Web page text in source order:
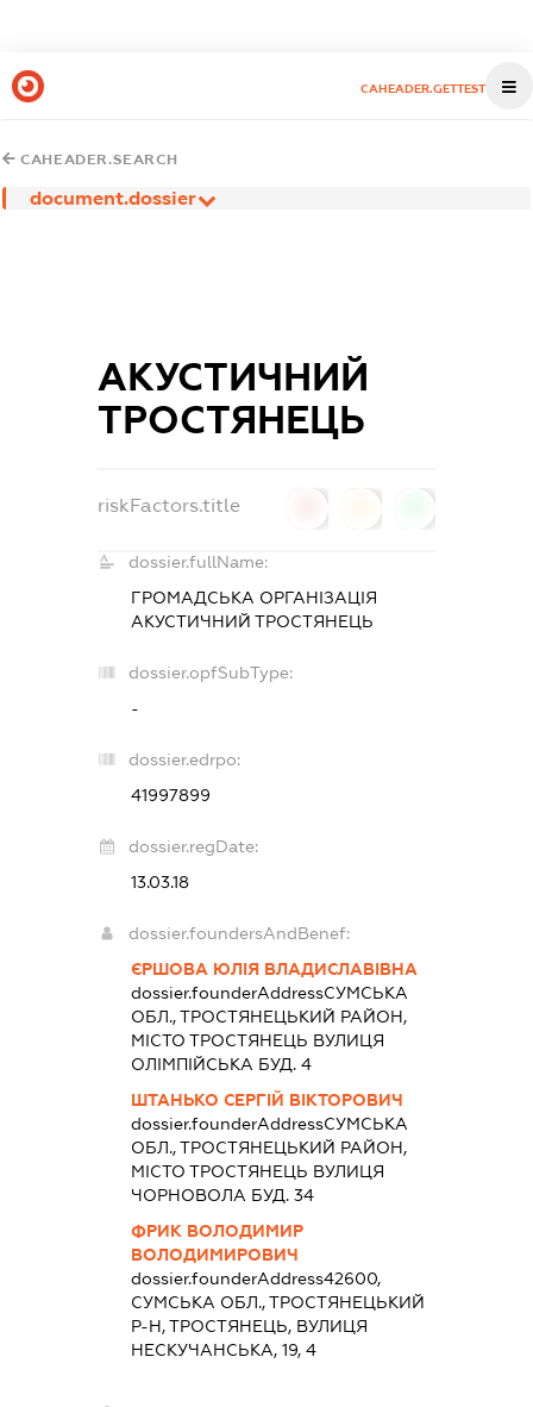
CAHEADER.GETTEST
CAHEADER.SEARCH
document.dossier
АКУСТИЧНИЙ
ТРОСТЯНЕЦЬ
riskFactors.title
dossier.fullName:
ГРОМАДСЬКА ОРГАНІЗАЦІЯ
АКУСТИЧНИЙ ТРОСТЯНЕЦЬ
dossier.opfSubType:
-
dossier.edrpo:
41997899
dossier.regDate:
13.03.18
dossier.foundersAndBenef:
ЄРШОВА ЮЛІЯ ВЛАДИСЛАВІВНА
dossier.founderAddressСУМСЬКА
ОБЛ., ТРОСТЯНЕЦЬКИЙ РАЙОН,
МІСТО ТРОСТЯНЕЦЬ ВУЛИЦЯ
ОЛІМПІЙСЬКА БУД. 4
ШТАНЬКО СЕРГІЙ ВІКТОРОВИЧ
dossier.founderAddressСУМСЬКА
ОБЛ., ТРОСТЯНЕЦЬКИЙ РАЙОН,
МІСТО ТРОСТЯНЕЦЬ ВУЛИЦЯ
ЧОРНОВОЛА БУД. 34
ФРИК ВОЛОДИМИР
ВОЛОДИМИРОВИЧ
dossier.founderAddress42600,
СУМСЬКА ОБЛ., ТРОСТЯНЕЦЬКИЙ
Р-Н, ТРОСТЯНЕЦЬ, ВУЛИЦЯ
НЕСКУЧАНСЬКА, 19, 4